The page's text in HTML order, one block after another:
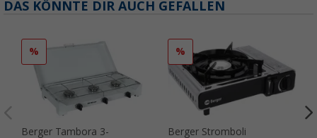
DAS KÖNNTE DIR AUCH GEFALLEN
%
Berger Tambora 3-
%
Berger Stromboli